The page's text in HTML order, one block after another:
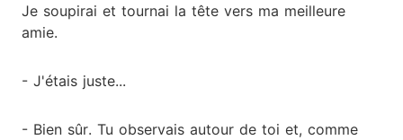
Je soupirai et tournai la tête vers ma meilleure
amie.
- J'étais juste...
- Bien sûr. Tu observais autour de toi et, comme